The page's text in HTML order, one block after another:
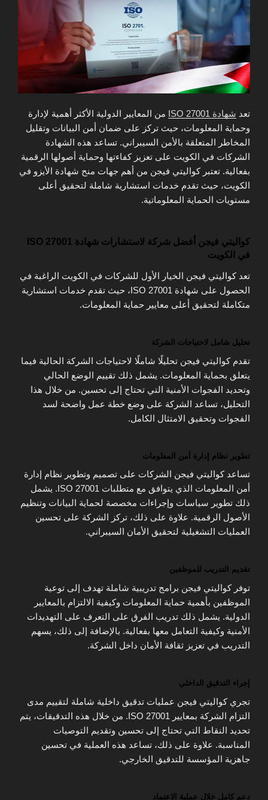
تعد شهادة ISO 27001
من المعايير الدولية الأكثر أهمية لإدارة
وحماية المعلومات، حيث تركز على ضمان أمن البيانات وتقليل
المخاطر المتعلقة بالأمن السيبراني. تساعد هذه الشهادة
الشركات في الكويت على تعزيز كفاءتها وحماية أصولها الرقمية
بفعالية. تعتبر كواليتي فيجن من أهم جهات منح شهادة الأيزو في
الكويت، حيث تقدم خدمات استشارية شاملة لتحقيق أعلى
مستويات الحماية المعلوماتية.
كواليتي فيجن أفضل شركة لاستشارات شهادة ISO 27001
في الكويت
تعد كواليتي فيجن الخيار الأول للشركات في الكويت الراغبة في
الحصول على شهادة ISO 27001، حيث تقدم خدمات استشارية
متكاملة لتحقيق أعلى معايير حماية المعلومات.
تحليل شامل لاحتياجات الشركة
تقدم كواليتي فيجن تحليلًا شاملًا لاحتياجات الشركة الحالية فيما
يتعلق بحماية المعلومات. يشمل ذلك تقييم الوضع الحالي
وتحديد الفجوات الأمنية التي تحتاج إلى تحسين. من خلال هذا
التحليل، تساعد الشركة على وضع خطة عمل واضحة لسد
الفجوات وتحقيق الامتثال الكامل.
تطوير نظام إدارة أمن المعلومات
تساعد كواليتي فيجن الشركات على تصميم وتطوير نظام إدارة
أمن المعلومات الذي يتوافق مع متطلبات ISO 27001. يشمل
ذلك تطوير سياسات وإجراءات مخصصة لحماية البيانات وتنظيم
الأصول الرقمية. علاوة على ذلك، تركز الشركة على تحسين
العمليات التشغيلية لتحقيق الأمان السيبراني.
تقديم التدريب للموظفين
توفر كواليتي فيجن برامج تدريبية شاملة تهدف إلى توعية
الموظفين بأهمية حماية المعلومات وكيفية الالتزام بالمعايير
الدولية. يشمل ذلك تدريب الفرق على التعرف على التهديدات
الأمنية وكيفية التعامل معها بفعالية. بالإضافة إلى ذلك، يسهم
التدريب في تعزيز ثقافة الأمان داخل الشركة.
إجراء التدقيق الداخلي
تجري كواليتي فيجن عمليات تدقيق داخلية شاملة لتقييم مدى
التزام الشركة بمعايير ISO 27001. من خلال هذه التدقيقات، يتم
تحديد النقاط التي تحتاج إلى تحسين وتقديم التوصيات
المناسبة. علاوة على ذلك، تساعد هذه العملية في تحسين
جاهزية المؤسسة للتدقيق الخارجي.
دعم كامل خلال عملية الاعتماد